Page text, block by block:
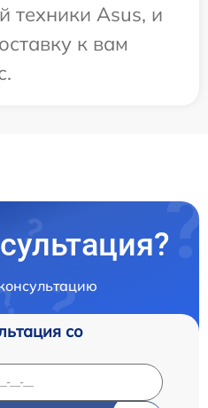
техники Asus, и
к вам
со